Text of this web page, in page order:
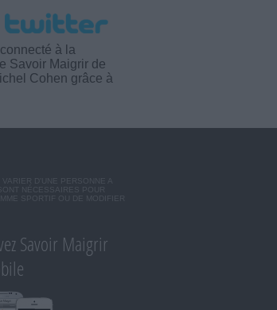
à la
Savoir Maigrir de
Cohen grâce à
D'UNE PERSONNE A
NÉCESSAIRES POUR
SPORTIF OU DE MODIFIER
Savoir Maigrir